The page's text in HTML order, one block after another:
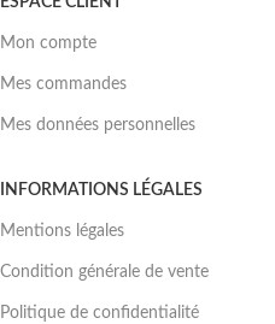
Mon compte
Mes commandes
Mes données personnelles
INFORMATIONS LÉGALES
Mentions légales
Condition générale de vente
Politique de confidentialité